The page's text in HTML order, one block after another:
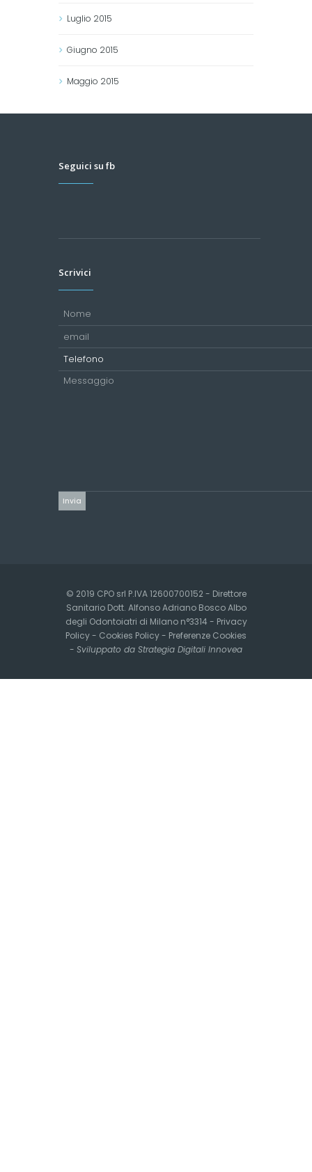
Luglio 2015
Giugno 2015
Maggio 2015
Seguici su fb
Scrivici
© 2019 CPO srl P.IVA 12600700152 - Direttore
Sanitario Dott. Alfonso Adriano Bosco Albo
degli Odontoiatri di Milano n°3314 - Privacy
Policy- Cookies Policy- Preferenze Cookies
- Sviluppato da Strategia Digitali Innovea